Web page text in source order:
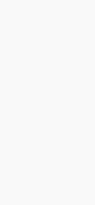
三十一日) 於房協位於北
攜手成立的全港首個房
在北部都會區啟動房地
市注入新動力。該共享
自七月起，已有十三間
科技產品及方案，並進
行政總裁任景信主禮，
都會區統籌辦事處署理
陳頴光、房協及數碼港
擔當房屋實驗室的角
藉着資助和培育本地初
開發房地產相關的方
能及方塊鏈等新技術應
養方案，並希望將開發
，創建與時並進的優質
啟用，標誌着創科及房
生態圈踏出一步，積極
業的新引擎。」